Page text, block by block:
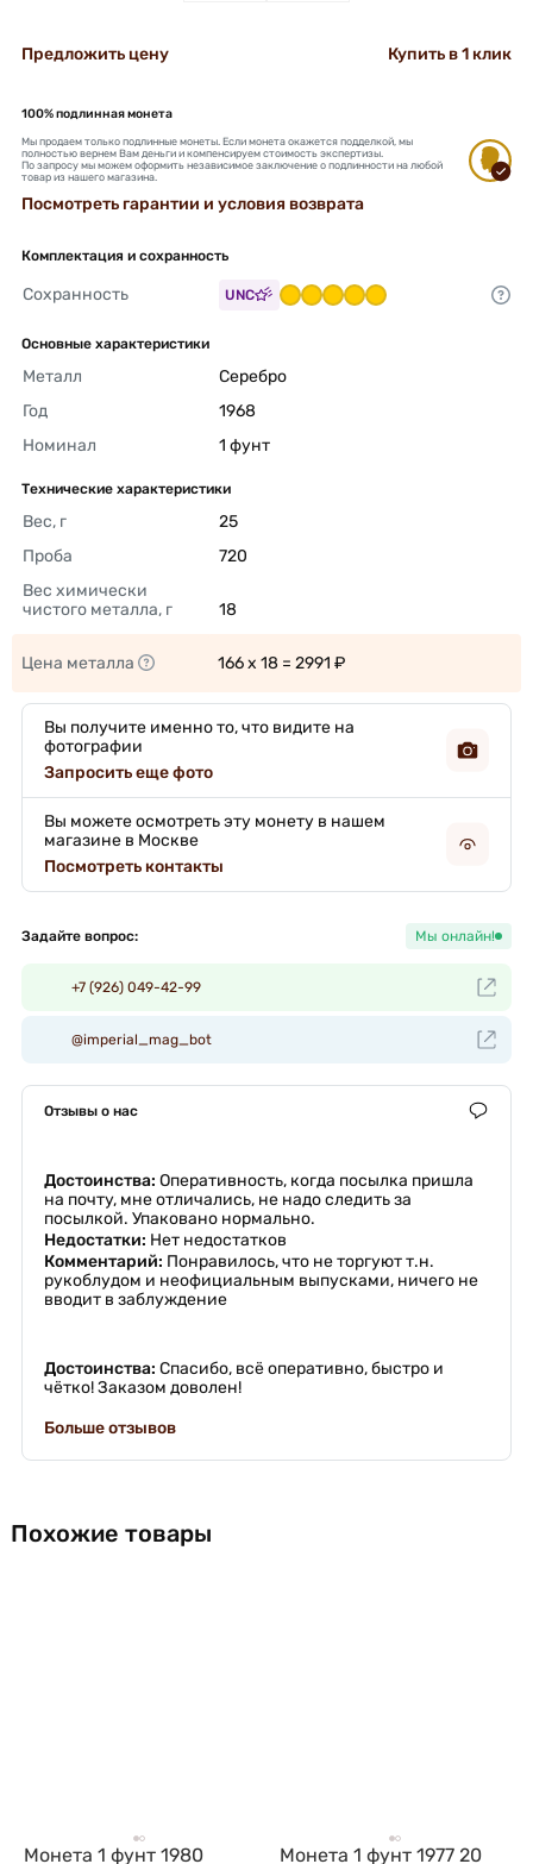
Предложить цену Купить в 1 клик
100% подлинная монета
Мы продаем только подлинные монеты. Если монета окажется подделкой, мы
полностью вернем Вам деньги и компенсируем стоимость экспертизы.
По запросу мы можем оформить независимое заключение о подлинности на любой
товар из нашего магазина.
Посмотреть гарантии и условия возврата
Комплектация и сохранность
Сохранность UNC
Основные характеристики
Металл
Серебро
Год
1968
Номинал
1 фунт
Технические характеристики
Вес, г
25
Проба
720
Вес химически
чистого металла, г
18
Цена металла 166 x 18 = 2991 ₽
Вы получите именно то, что видите на
фотографии
Запросить еще фото
Вы можете осмотреть эту монету в нашем
магазине в Москве
Посмотреть контакты
Задайте вопрос: Мы онлайн!
+7 (926) 049-42-99
@imperial_mag_bot
Отзывы о нас
Достоинства: Оперативность, когда посылка пришла
на почту, мне отличались, не надо следить за
посылкой. Упаковано нормально.
Недостатки: Нет недостатков
Комментарий: Понравилось, что не торгуют т.н.
рукоблудом и неофициальным выпусками, ничего не
вводит в заблуждение
Достоинства: Спасибо, всё оперативно, быстро и
чётко! Заказом доволен!
Больше отзывов
Похожие товары
Монета 1 фунт 1980 Монета 1 фунт 1977 20